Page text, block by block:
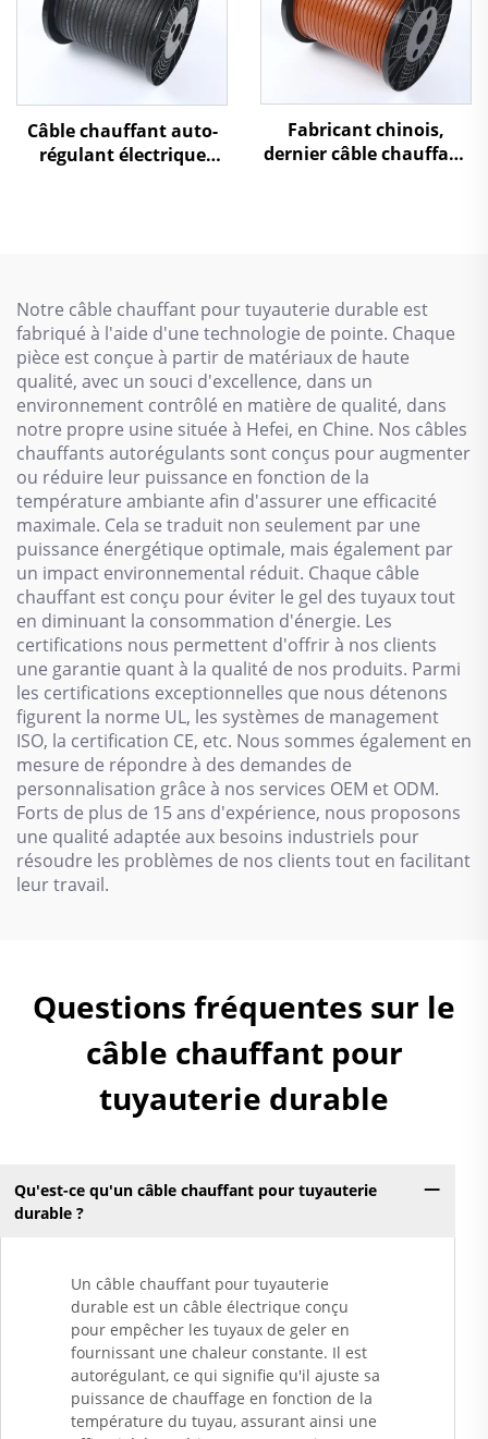
Câble chauffant auto-
régulant électrique
Fabricant chinois,
dernier câble chauffant
Notre câble chauffant pour tuyauterie durable est
fabriqué à l'aide d'une technologie de pointe. Chaque
pièce est conçue à partir de matériaux de haute
qualité, avec un souci d'excellence, dans un
environnement contrôlé en matière de qualité, dans
notre propre usine située à Hefei, en Chine. Nos câbles
chauffants autorégulants sont conçus pour augmenter
ou réduire leur puissance en fonction de la
température ambiante afin d'assurer une efficacité
maximale. Cela se traduit non seulement par une
puissance énergétique optimale, mais également par
un impact environnemental réduit. Chaque câble
chauffant est conçu pour éviter le gel des tuyaux tout
en diminuant la consommation d'énergie. Les
certifications nous permettent d'offrir à nos clients
une garantie quant à la qualité de nos produits. Parmi
les certifications exceptionnelles que nous détenons
figurent la norme UL, les systèmes de management
ISO, la certification CE, etc. Nous sommes également en
mesure de répondre à des demandes de
personnalisation grâce à nos services OEM et ODM.
Forts de plus de 15 ans d'expérience, nous proposons
une qualité adaptée aux besoins industriels pour
résoudre les problèmes de nos clients tout en facilitant
leur travail.
Questions fréquentes sur le
câble chauffant pour
tuyauterie durable
Qu'est-ce qu'un câble chauffant pour tuyauterie
durable ?
Un câble chauffant pour tuyauterie
durable est un câble électrique conçu
pour empêcher les tuyaux de geler en
fournissant une chaleur constante. Il est
autorégulant, ce qui signifie qu'il ajuste sa
puissance de chauffage en fonction de la
température du tuyau, assurant ainsi une